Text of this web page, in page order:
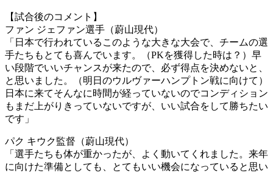
【試合後のコメント】
ファン ジェファン選手（蔚山現代）
「日本で行われているこのような大きな大会で、チームの選
手たちもとても喜んでいます。（PKを獲得した時は？）早
い段階でいいチャンスが来たので、必ず得点を決めないと、
と思いました。（明日のウルヴァーハンプトン戦に向けて）
日本に来てそんなに時間が経っていないのでコンディション
もまだ上がりきっていないですが、いい試合をして勝ちたい
です」
パク キウク監督（蔚山現代）
「選手たちも体が重かったが、よく動いてくれました。来年
に向けた準備としても、とてもいい機会になっていると思い